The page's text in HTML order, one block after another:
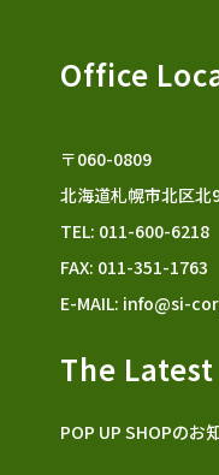
Office
〒060-0809
北海道札幌市北区
TEL: 011-600-6218
FAX: 011-351-1763
E-MAIL: info@si-
The
POP UP SHOPのお